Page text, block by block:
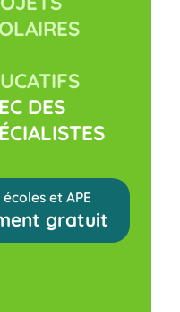
DES
et APE
gratuit